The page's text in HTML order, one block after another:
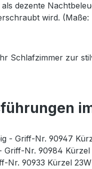
dezente
wird.
Schlafzimmer zur
- Griff-Nr. 90947
Griff-Nr. 90984 Kürzel
Nr. 90933 Kürzel 23W